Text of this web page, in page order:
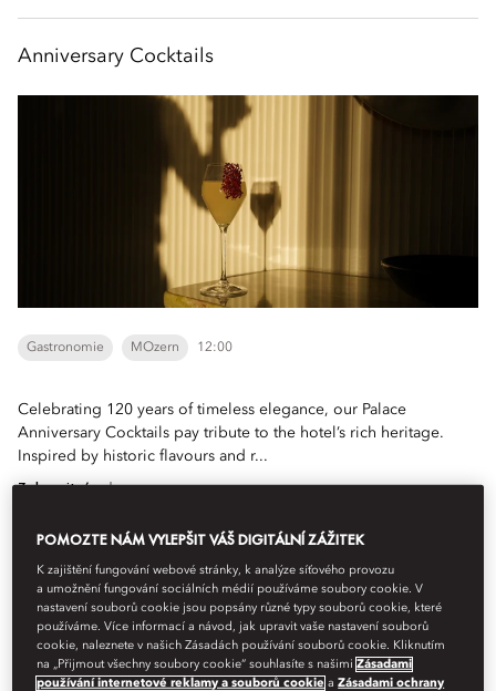
Anniversary Cocktails
Gastronomie MOzern 12:00
Celebrating 120 years of timeless elegance, our Palace
Anniversary Cocktails pay tribute to the hotel’s rich heritage.
Inspired by historic flavours and r...
Zobrazit více
Menu
pátek, srpen 7
POMOZTE NÁM VYLEPŠIT VÁŠ DIGITÁLNÍ ZÁŽITEK
K zajištění fungování webové stránky, k analýze síťového provozu
a umožnění fungování sociálních médií používáme soubory cookie. V
nastavení souborů cookie jsou popsány různé typy souborů cookie, které
používáme. Více informací a návod, jak upravit vaše nastavení souborů
cookie, naleznete v našich Zásadách používání souborů cookie. Kliknutím
na „Přijmout všechny soubory cookie“ souhlasíte s našimiZásadami
používání internetové reklamy a souborů cookie aZásadami ochrany